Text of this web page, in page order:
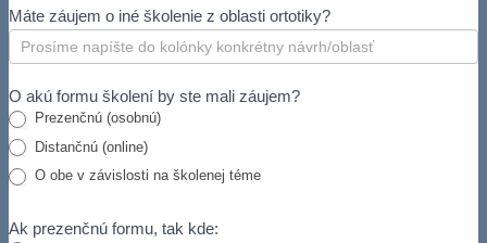
Máte záujem o iné školenie z oblasti ortotiky?
O akú formu školení by ste mali záujem?
Prezenčnú (osobnú)
Distančnú (online)
O obe v závislosti na školenej téme
Ak prezenčnú formu, tak kde: